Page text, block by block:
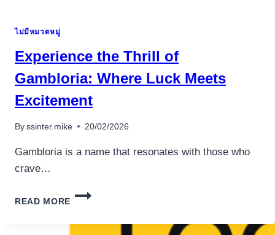
ไม่มีหมวดหมู่
Experience the Thrill of
Gambloria: Where Luck Meets
Excitement
By ssinter.mike 20/02/2026
Gambloria is a name that resonates with those who
crave…
READ MORE
EXPERIENCE